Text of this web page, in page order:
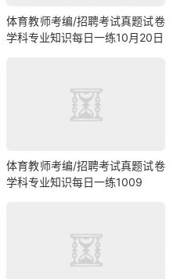
体育教师考编/招聘考试真题试卷
学科专业知识每日一练10月20日
体育教师考编/招聘考试真题试卷
学科专业知识每日一练1009